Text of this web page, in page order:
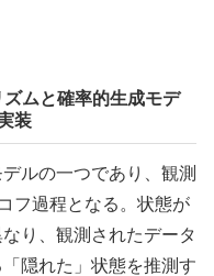
ムと確率的生成モデ
装
ルの一つであり、観測
フ過程となる。状態が
り、観測されたデータ
隠れた」状態を推測す